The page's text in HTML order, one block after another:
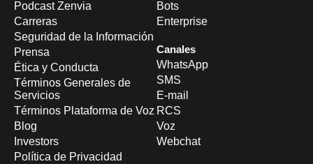
Podcast Zenvia
Carreras
Seguridad de la Información
Prensa
Ética y Conducta
Términos Generales de
Servicios
Términos Plataforma de Voz
Blog
Investors
Política de Privacidad
Bots
Enterprise
Canales
WhatsApp
SMS
E-mail
RCS
Voz
Webchat